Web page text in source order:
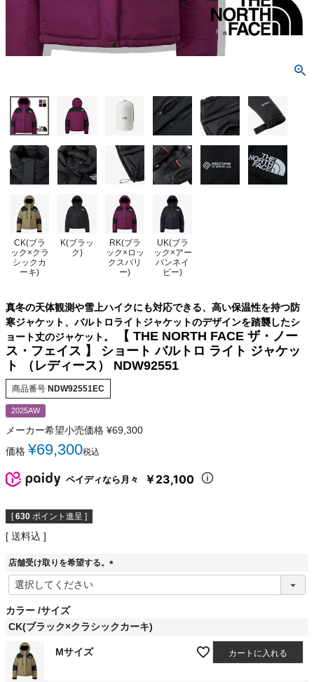
CK(ブラ
ック×クラ
シックカ
ーキ)
K(ブラッ
ク)
RK(ブラ
ック×ロッ
クスバリ
ー)
UK(ブラ
ック×アー
バンネイ
ビー)
真冬の天体観測や雪上ハイクにも対応できる、高い保温性を持つ防
寒ジャケット、バルトロライトジャケットのデザインを踏襲したシ
ョート丈のジャケット。
【 THE NORTH FACE ザ・ノー
ス・フェイス 】 ショート バルトロ ライト ジャケッ
ト （レディース） NDW92551
商品番号 NDW92551EC
2025AW
メーカー希望小売価格 ¥69,300
価格 ¥69,300税込
ペイディなら月々 ￥23,100
[ 630 ポイント進呈 ]
送料込
店舗受け取りを希望する。
(
カラー サイズ
CK(ブラック×クラシックカーキ)
Mサイズ カートに入れる